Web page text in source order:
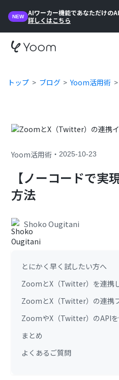
NEW
AIワーカー機能であなただけの
詳しくはこちら
トップ ブログ Yoom活用術
Yoom活用術 ・2025-10-23
【ノーコードで
方法
Shoko Ougitani
とにかく早く試したい方へ
ZoomとX（Twitter）を連携
ZoomとX（Twitter）の連携
ZoomやX（Twitter）のAPI
まとめ
よくあるご質問